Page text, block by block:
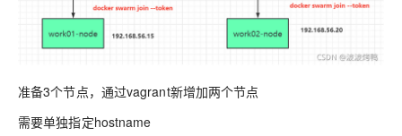
准备3个节点，通过vagrant新增加两个节点
需要单独指定hostname